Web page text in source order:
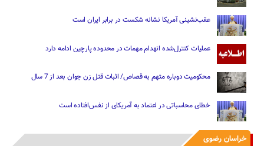
عقب‌نشینی آمریکا نشانه شکست در برابر ایران است
عملیات کنترل‌شده انهدام مهمات در محدوده پارچین ادامه دارد
محکومیت دوباره متهم به قصاص/ اثبات قتل زن جوان بعد از 7 سال
خطای محاسباتی در اعتماد به آمریکای از نفس‌افتاده است
خراسان رضوی